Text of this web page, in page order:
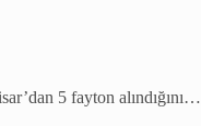
5 fayton alındığını…